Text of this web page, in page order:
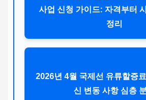
사업 신청 가이드: 자격부터
정리
2026년 4월 국제선 유류할증
신 변동 사항 심층